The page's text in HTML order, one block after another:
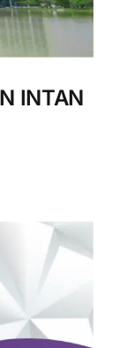
INTAN